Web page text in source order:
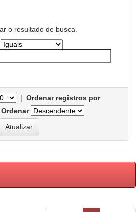
o resultado de busca.
| Ordenar registros por
Ordenar